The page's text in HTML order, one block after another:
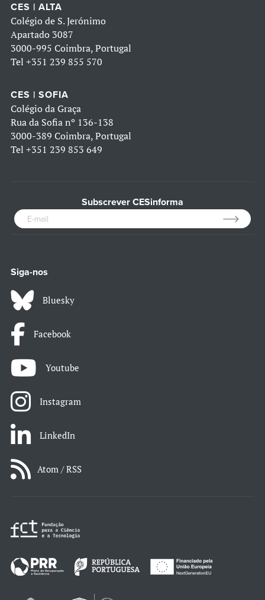
CES | ALTA
Colégio de S. Jerónimo
Apartado 3087
3000-995 Coimbra, Portugal
Tel +351 239 855 570
CES | SOFIA
Colégio da Graça
Rua da Sofia nº 136-138
3000-389 Coimbra, Portugal
Tel +351 239 853 649
Subscrever CESinforma
Siga-nos
Bluesky
Facebook
Youtube
Instagram
LinkedIn
Atom / RSS